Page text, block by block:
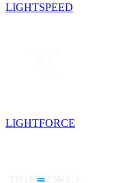
LIGHTSPEED
LIGHTFORCE